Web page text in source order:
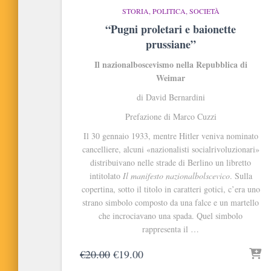
STORIA, POLITICA, SOCIETÀ
“Pugni proletari e baionette
prussiane”
Il nazionalboscevismo nella Repubblica di
Weimar
di David Bernardini
Prefazione di Marco Cuzzi
Il 30 gennaio 1933, mentre Hitler veniva nominato
cancelliere, alcuni «nazionalisti socialrivoluzionari»
distribuivano nelle strade di Berlino un libretto
intitolato Il manifesto nazionalbolscevico. Sulla
copertina, sotto il titolo in caratteri gotici, c’era uno
strano simbolo composto da una falce e un martello
che incrociavano una spada. Quel simbolo
rappresenta il …
€20.00 Il
€19.00Il